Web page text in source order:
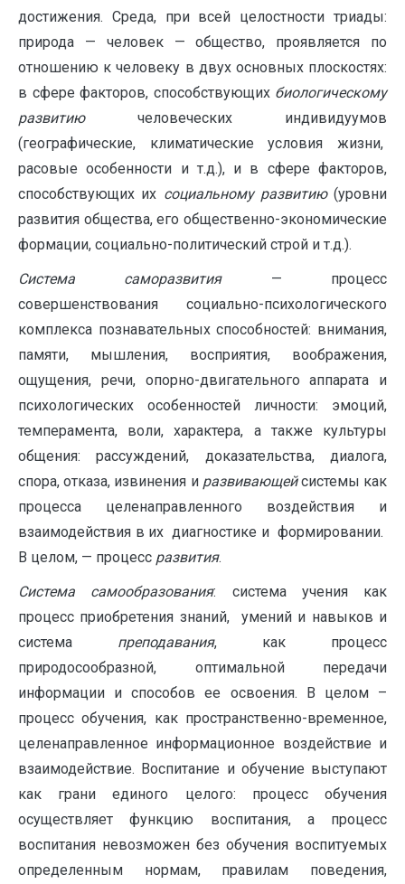
достижения. Среда, при всей целостности триады:
природа — чело­век — общество, проявляется по
отношению к человеку в двух основных плоскостях:
в сфере факторов, способствующих био­логическому
развитиючеловеческих индивидуумов
(географические, климатические условия жизни,
расовые особенности и т.д.), и в сфере факторов,
способствующих их социальному развитию(уровни
развития общества, его обще­ственно-экономические
формации, социально-политический строй и т.д.).
Система
саморазвития— процесс
совершенствования социально-психологического
комплекса познавательных способностей: внимания,
памяти, мышления, восприятия, воображения,
ощущения, речи, опорно-двигательного аппарата и
психологических особенностей личности: эмоций,
темперамента, воли, характера, а также культуры
общения: рассуждений, доказательства, диалога,
спора, отказа, извинения и развивающейсистемы как
процесса целенаправленного воздействия и
взаимодействия в их диагностике и формировании.
В целом, — процесс развития.
Система
самообразования: система учения как
процесс приобретения знаний, умений и навыков и
система преподавания, как процесс
природосообразной, оптимальной передачи
информации и способов ее освоения. В целом –
процесс обучения, как пространственно-временное,
целенаправленное информационное воздействие и
взаимодействие. Воспитание и обучение выступают
как грани единого це­лого: процесс обучения
осуществляет функцию воспитания, а процесс
воспитания невозможен без обучения воспитуемых
определенным нормам, правилам поведения,